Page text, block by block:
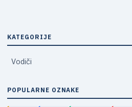
KATEGORIJE
Vodiči
POPULARNE OZNAKE